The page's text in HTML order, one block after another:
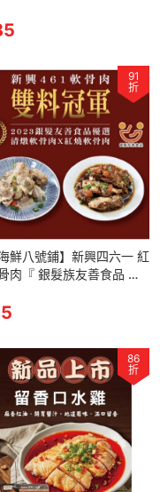
22P
91
折
海鮮八號鋪】新興四六一 紅
肉『 銀髮族友善食品 』
克/包，Q軟入味，滿滿的
網路團購冠軍美食
86
折